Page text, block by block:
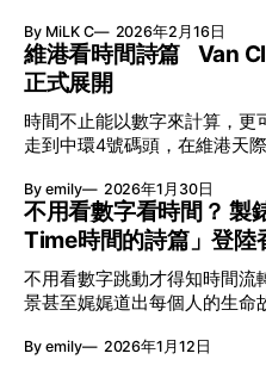
節與香港賽馬會慈善信託基金
八年來不只是帶來無數來自世
本地建立屬於香港的共融創作
艦藝團強強聯手打造兩部深具
影》，展開一場前所未有的藝
能量，全面開展一場無界限嘅藝術旅程。 第
以「你我不只一種想像」為題
的價值。不同能力人士是社會
「不同」能力與特質，當我們
發，偏見與界線，也自然被藝術溶化。 「無限
節目包括: 2月27日至3月1日：帕拉管弦樂團《無邊狂想曲》/
音樂‧舞蹈 (開幕
By MiLK C 2026年2月16日
維港看時間詩篇 Van
正式展開
時間不止能以數字來計算，更
走到中環4號碼頭，在維港天
覽。由即日至2月8日期間舉行
言搬離傳統店舖，放進公共場
件，而是一場可以與他人一同經歷的
「時間詩集」 走進展場尤如翻開一本時間詩集，藉由不同主
題呈現時間的無限想像。Van
由單純的機械與數字堆砌，更
精湛的製錶技術與敘事美學為
報時的功能，而是把稍縱即逝
By emily 2026年1月30日
不用看數字看時間？
Time時間的詩篇」登陸
不用看數字跳動才得知時間流
景甚至娓娓道出每個人的生命
詩篇」展覽，邀請大家走進由
By emily 2026年1月12日